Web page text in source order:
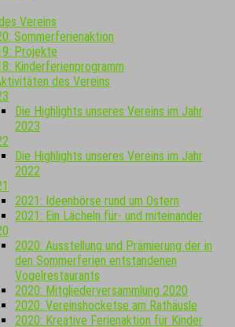
Vereins
Sommerferienaktion
Projekte
Kinderferienprogramm
des Vereins
Die Highlights unseres Vereins im Jahr
2023
Die Highlights unseres Vereins im Jahr
2022
2021: Ideenbörse rund um Ostern
2021: Ein Lächeln für- und miteinander
2020: Ausstellung und Prämierung der in
den Sommerferien entstandenen
Vogelrestaurants
2020: Mitgliederversammlung 2020
2020: Vereinshocketse am Rathäusle
2020: Kreative Ferienaktion für Kinder